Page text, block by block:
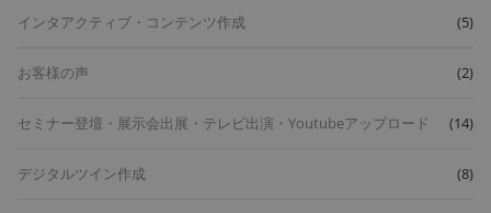
インタアクティブ・コンテンツ作成 (5)
お客様の声 (2)
セミナー登壇・展示会出展・テレビ出演・Youtubeアップロード (14)
デジタルツイン作成 (8)